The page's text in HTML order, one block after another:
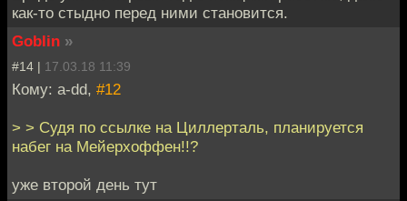
как-то стыдно перед ними становится.
Goblin »
#14 | 17.03.18 11:39
Кому: a-dd, #12
> > Судя по ссылке на Циллерталь, планируется
набег на Мейерхоффен!!?
уже второй день тут